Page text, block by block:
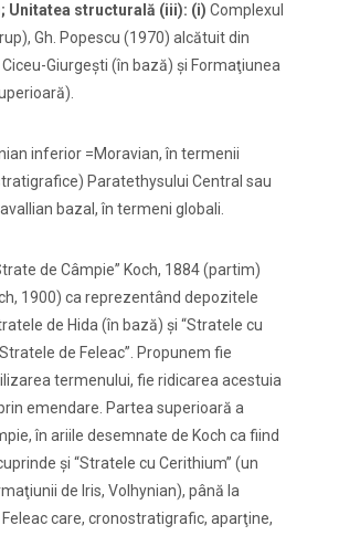
Unitatea structurală (iii): (i) Complexul
Gh. Popescu (1970) alcătuit din
Giurgeşti (în bază) şi Formaţiunea
inferior =Moravian, în termenii
Paratethysului Central sau
bazal, în termeni globali.
de Câmpie” Koch, 1884 (partim)
1900) ca reprezentând depozitele
de Hida (în bază) şi “Stratele cu
de Feleac”. Propunem fie
termenului, fie ridicarea acestuia
emendare. Partea superioară a
în ariile desemnate de Koch ca fiind
şi “Stratele cu Cerithium” (un
de Iris, Volhynian), până la
care, cronostratigrafic, aparţine,